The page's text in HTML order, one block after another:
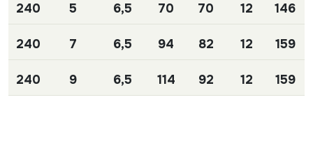
240 5 6,5 70 70 12 146
240 7 6,5 94 82 12 159
240 9 6,5 114 92 12 159